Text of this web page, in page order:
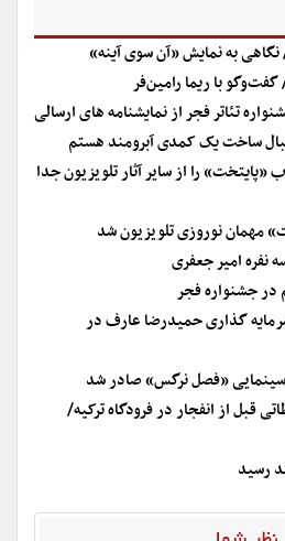
به نمایش «آن سوی آینه»
با ریما رامین‌فر
تئاتر فجر از نمایشنامه های ارسالی
ساخت یک کمدی آبرومند هستم
«پایتخت» را از سایر آثار تلویزیون جدا
مهمان نوروزی تلویزیون شد
نفره امیر جعفری
در جشنواره فجر
گذاری حمیدرضا عارف در
سینمایی «فصل نرگس» صادر شد
قبل از انفجار در فرودگاه ترکیه/
رسید